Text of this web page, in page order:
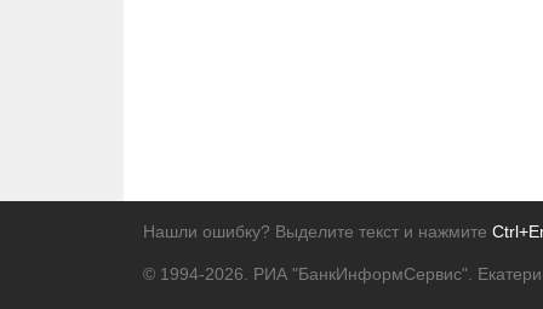
Нашли ошибку? Выделите текст и нажмите
© 1994-2026. РИА "БанкИнформСервис".